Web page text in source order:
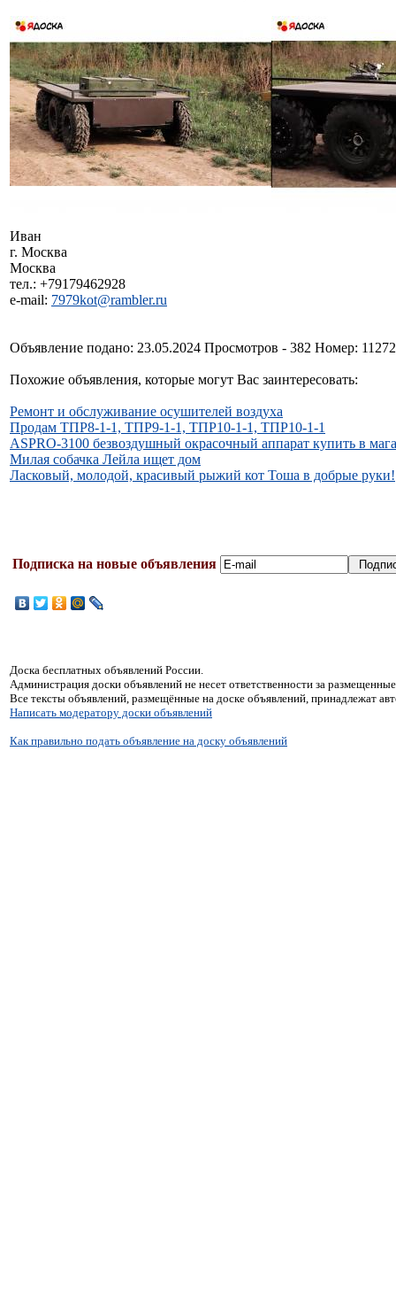
Иван
г. Москва
Москва
тел.: +79179462928
e-mail: 7979kot@rambler.ru
Объявление подано: 23.05.2024 Просмотров - 382 Номер:
Похожие объявления, которые могут Вас заинтересовать:
Ремонт и обслуживание осушителей воздуха
Продам ТПР8-1-1, ТПР9-1-1, ТПР10-1-1, ТПР10-1-1
ASPRO-3100 безвоздушный окрасочный аппарат купить в
Милая собачка Лейла ищет дом
Ласковый, молодой, красивый рыжий кот Тоша в добрые руки!
Подписка на новые объявления
Доска бесплатных объявлений России.
Администрация доски объявлений не несет ответственности за
Все тексты объявлений, размещённые на доске объявлений, принадлежат
Написать модератору доски объявлений
Как правильно подать объявление на доску объявлений